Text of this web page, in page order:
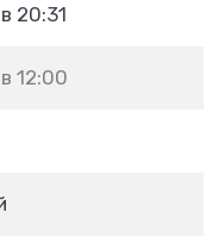
20:31
12:00